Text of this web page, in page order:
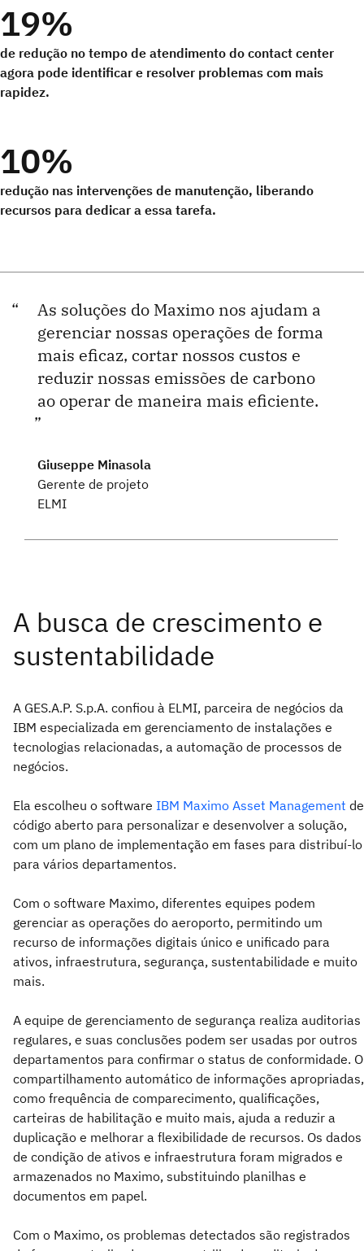
19%
de redução no tempo de atendimento do contact center
agora pode identificar e resolver problemas com mais
rapidez.
10%
redução nas intervenções de manutenção, liberando
recursos para dedicar a essa tarefa.
As soluções do Maximo nos ajudam a
gerenciar nossas operações de forma
mais eficaz, cortar nossos custos e
reduzir nossas emissões de carbono
ao operar de maneira mais eficiente.
Giuseppe Minasola
Gerente de projeto
ELMI
A GES.A.P. S.p.A. confiou à ELMI, parceira de negócios da
IBM especializada em gerenciamento de instalações e
tecnologias relacionadas, a automação de processos de
negócios.
Ela escolheu o software IBM Maximo Asset Management de
código aberto para personalizar e desenvolver a solução,
com um plano de implementação em fases para distribuí-lo
para vários departamentos.
Com o software Maximo, diferentes equipes podem
gerenciar as operações do aeroporto, permitindo um
recurso de informações digitais único e unificado para
ativos, infraestrutura, segurança, sustentabilidade e muito
mais.
A equipe de gerenciamento de segurança realiza auditorias
regulares, e suas conclusões podem ser usadas por outros
departamentos para confirmar o status de conformidade. O
compartilhamento automático de informações apropriadas,
como frequência de comparecimento, qualificações,
carteiras de habilitação e muito mais, ajuda a reduzir a
duplicação e melhorar a flexibilidade de recursos. Os dados
de condição de ativos e infraestrutura foram migrados e
armazenados no Maximo, substituindo planilhas e
documentos em papel.
Com o Maximo, os problemas detectados são registrados